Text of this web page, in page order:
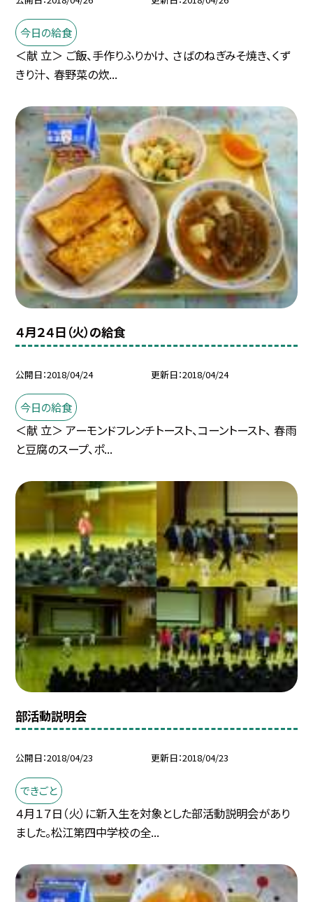
今日の給食
＜献 立＞ ご飯、手作りふりかけ、 さばのねぎみそ焼き、くず
きり汁、 春野菜の炊...
４月２４日（火）の給食
公開日 2018/04/24 更新日 2018/04/24
今日の給食
＜献 立＞ アーモンドフレンチトースト、コーントースト、 春雨
と豆腐のスープ、ポ...
部活動説明会
公開日 2018/04/23 更新日 2018/04/23
できごと
４月１７日（火）に新入生を対象とした部活動説明会があり
ました。松江第四中学校の全...